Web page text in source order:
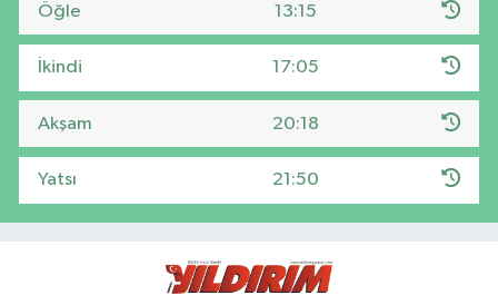
Öğle 13:15
İkindi 17:05
Akşam 20:18
Yatsı 21:50